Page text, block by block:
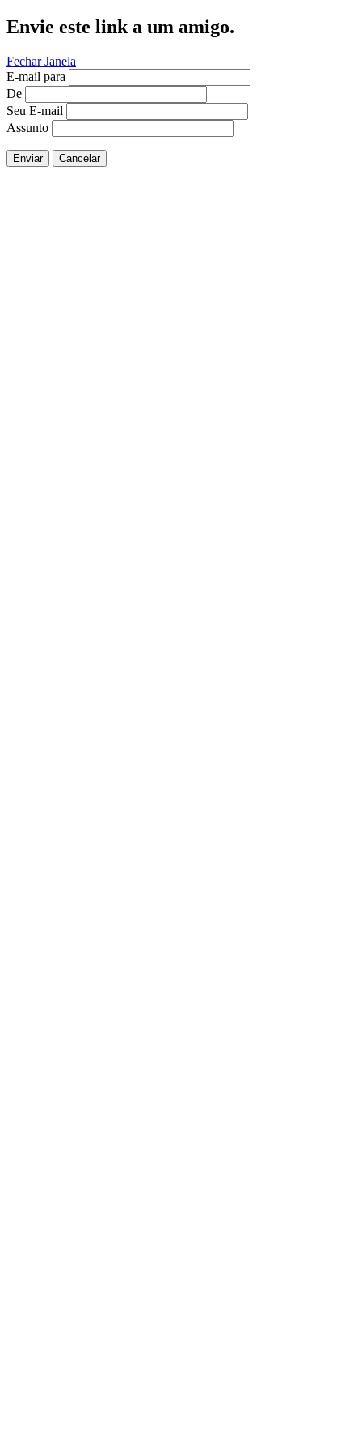
Envie este link a um amigo.
Fechar Janela
E-mail para
De
Seu E-mail
Assunto
Enviar Cancelar